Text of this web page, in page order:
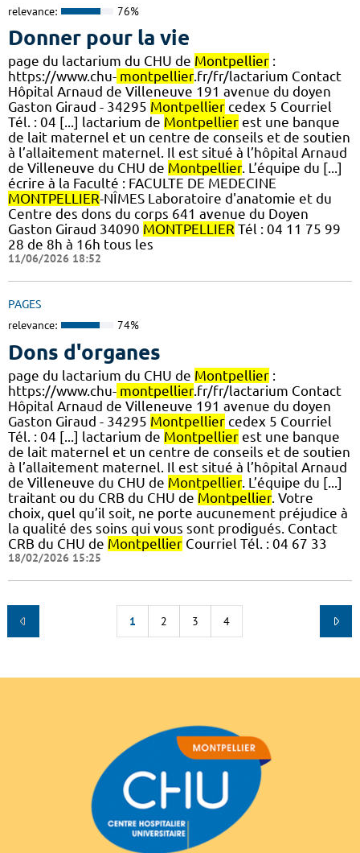
relevance: 76%
Donner pour la vie
page du lactarium du CHU de Montpellier :
https://www.chu- montpellier.fr/fr/lactarium Contact
Hôpital Arnaud de Villeneuve 191 avenue du doyen
Gaston Giraud - 34295 Montpellier cedex 5 Courriel
Tél. : 04 [...] lactarium de Montpellier est une banque
de lait maternel et un centre de conseils et de soutien
à l’allaitement maternel. Il est situé à l’hôpital Arnaud
de Villeneuve du CHU de Montpellier. L’équipe du [...]
écrire à la Faculté : FACULTE DE MEDECINE
MONTPELLIER-NÎMES Laboratoire d'anatomie et du
Centre des dons du corps 641 avenue du Doyen
Gaston Giraud 34090 MONTPELLIER Tél : 04 11 75 99
28 de 8h à 16h tous les
11/06/2026 18:52
PAGES
relevance: 74%
Dons d'organes
page du lactarium du CHU de Montpellier :
https://www.chu- montpellier.fr/fr/lactarium Contact
Hôpital Arnaud de Villeneuve 191 avenue du doyen
Gaston Giraud - 34295 Montpellier cedex 5 Courriel
Tél. : 04 [...] lactarium de Montpellier est une banque
de lait maternel et un centre de conseils et de soutien
à l’allaitement maternel. Il est situé à l’hôpital Arnaud
de Villeneuve du CHU de Montpellier. L’équipe du [...]
traitant ou du CRB du CHU de Montpellier. Votre
choix, quel qu’il soit, ne porte aucunement préjudice à
la qualité des soins qui vous sont prodigués. Contact
CRB du CHU de Montpellier Courriel Tél. : 04 67 33
18/02/2026 15:25
1 2 3 4